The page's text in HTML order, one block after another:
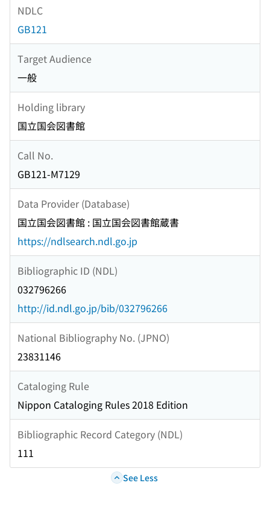
NDLC
GB121
Target Audience
一般
Holding library
国立国会図書館
Call No.
GB121-M7129
Data Provider (Database)
国立国会図書館 : 国立国会図書館蔵書
https://ndlsearch.ndl.go.jp
Bibliographic ID (NDL)
032796266
http://id.ndl.go.jp/bib/032796266
National Bibliography No. (JPNO)
23831146
Cataloging Rule
Nippon Cataloging Rules 2018 Edition
Bibliographic Record Category (NDL)
111
See Less